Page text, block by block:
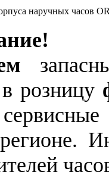
наручных часов
розницу